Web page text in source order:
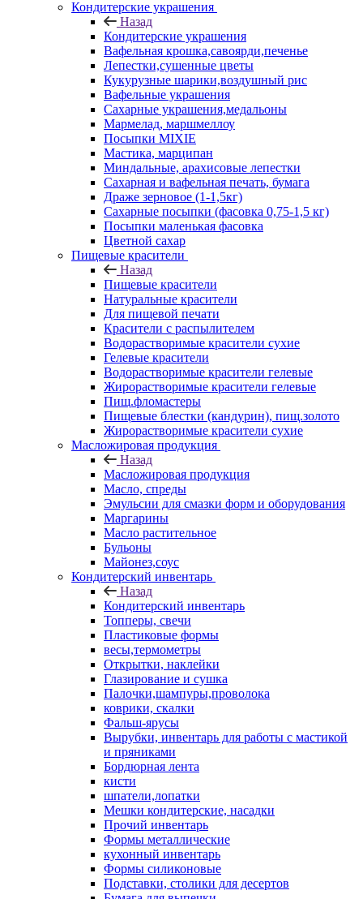
Кондитерские украшения
Назад
Кондитерские украшения
Вафельная крошка,савоярди,печенье
Лепестки,сушенные цветы
Кукурузные шарики,воздушный рис
Вафельные украшения
Сахарные украшения,медальоны
Мармелад, маршмеллоу
Посыпки MIXIE
Мастика, марципан
Миндальные, арахисовые лепестки
Сахарная и вафельная печать, бумага
Драже зерновое (1-1,5кг)
Сахарные посыпки (фасовка 0,75-1,5 кг)
Посыпки маленькая фасовка
Цветной сахар
Пищевые красители
Назад
Пищевые красители
Натуральные красители
Для пищевой печати
Красители с распылителем
Водорастворимые красители сухие
Гелевые красители
Водорастворимые красители гелевые
Жирорастворимые красители гелевые
Пищ.фломастеры
Пищевые блестки (кандурин), пищ.золото
Жирорастворимые красители сухие
Масложировая продукция
Назад
Масложировая продукция
Масло, спреды
Эмульсии для смазки форм и оборудования
Маргарины
Масло растительное
Бульоны
Майонез,соус
Кондитерский инвентарь
Назад
Кондитерский инвентарь
Топперы, свечи
Пластиковые формы
весы,термометры
Открытки, наклейки
Глазирование и сушка
Палочки,шампуры,проволока
коврики, скалки
Фальш-ярусы
Вырубки, инвентарь для работы с мастикой
и пряниками
Бордюрная лента
кисти
шпатели,лопатки
Мешки кондитерские, насадки
Прочий инвентарь
Формы металлические
кухонный инвентарь
Формы силиконовые
Подставки, столики для десертов